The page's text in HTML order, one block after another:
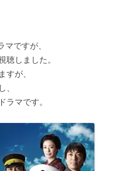
ですが、
しました。
が、
マです。